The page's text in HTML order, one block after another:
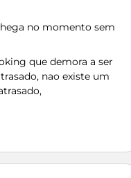
no momento sem
que demora a ser
nao existe um